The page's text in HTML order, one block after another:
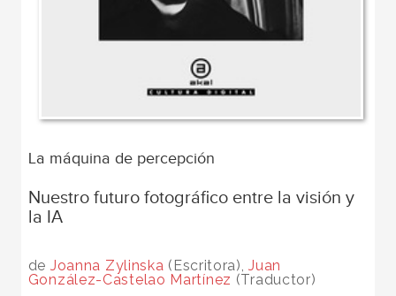
La máquina de percepción
Nuestro futuro fotográfico entre la visión y
la IA
de Joanna Zylinska (Escritora),Juan
González-Castelao Martínez (Traductor)